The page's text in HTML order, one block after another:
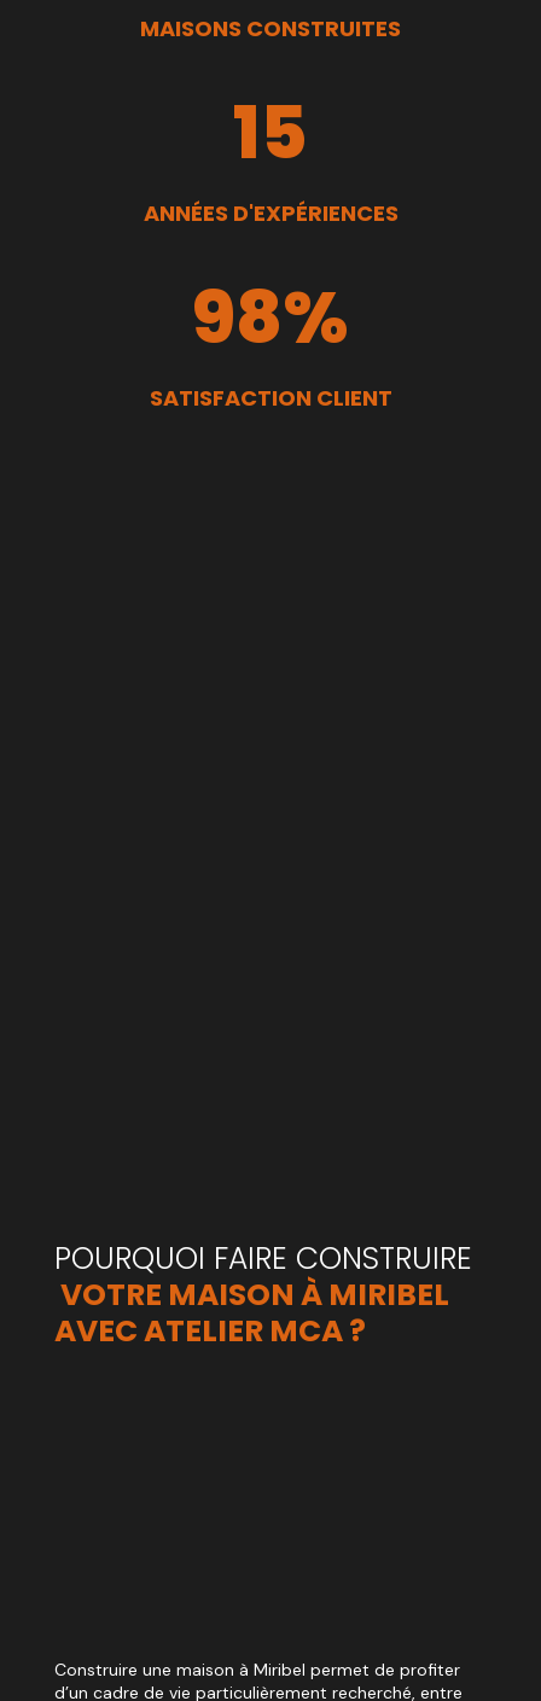
MAISONS CONSTRUITES
15
ANNÉES D'EXPÉRIENCES
98%
SATISFACTION CLIENT
POURQUOI FAIRE CONSTRUIRE
AVEC ATELIER MCA ?
Construire une maison à Miribel permet de profiter
d’un cadre de vie particulièrement recherché, entre